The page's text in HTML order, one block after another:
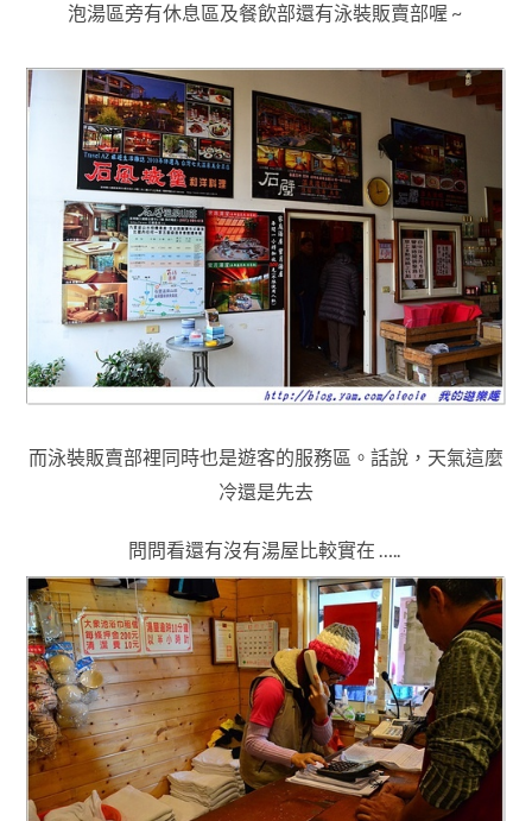
泡湯區旁有休息區及餐飲部還有泳裝販賣部喔 ~
而泳裝販賣部裡同時也是遊客的服務區 。話說 ， 天氣這麼
冷還是先去
問問看還有沒有湯屋比較實在 …..